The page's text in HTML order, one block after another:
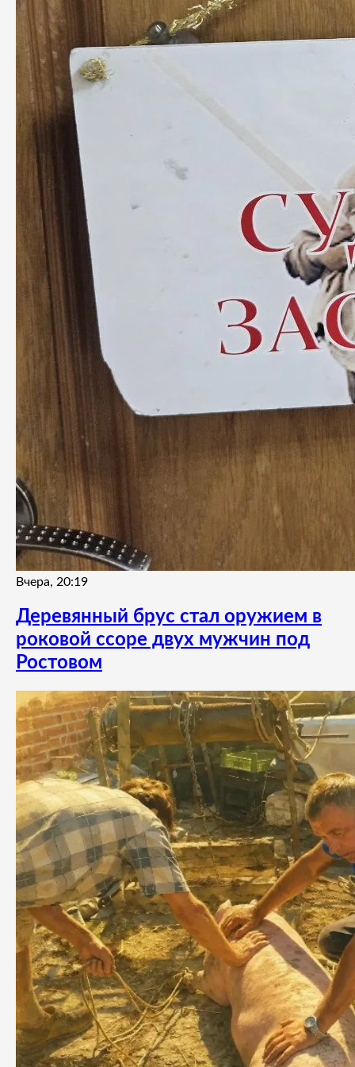
Вчера, 20:19
Деревянный брус стал оружием в
роковой ссоре двух мужчин под
Ростовом